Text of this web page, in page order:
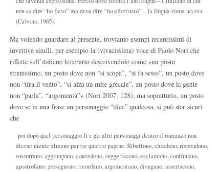
non sa dire “ho fatto” ma deve dire “ho effettuato” – la lingua viene uccisa
(Calvino, 1965).
Ma volendo guardare al presente, troviamo esempi recentissimi di
invettive simili, per esempio la (vivacissima) voce di Paolo Nori che
riflette sull’italiano letterario descrivendolo come «un posto
stranissimo, un posto dove non “si scopa”, “si fa sesso”, un posto dove
non “tira il vento”, “si alza un mite grecale”, un posto dove la gente
non “parla”, “argomenta”» (Nori 2007, 128), ma soprattutto, un posto
dove se in una frase un personaggio “dice” qualcosa, si può star sicuri
che
poi dopo quel personaggio lì e gli altri personaggi dentro il romanzo non
dicono niente almeno per tre quattro pagine. Ribattono, chiedono, rispondono,
sussurrano, aggiungono, concedono, suggeriscono, esclamano, continuano,
apostrofano, proseguono, ricordano, argomentano, divagano, asseriscono,